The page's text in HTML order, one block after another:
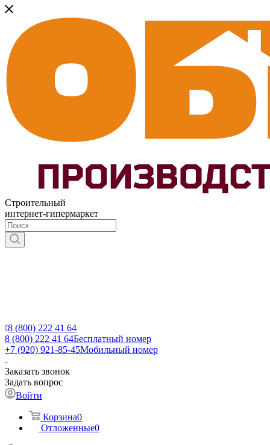
Строительный
интернет-гипермаркет
8 (800) 222 41 64
8 (800) 222 41 64Бесплатный номер
+7 (920) 921-85-45Мобильный номер
Заказать звонок
Задать вопрос
Войти
Корзина0
Отложенные0